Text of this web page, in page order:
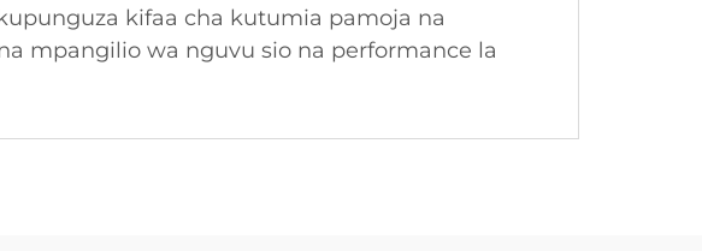
kifaa cha kutumia pamoja na
mpangilio wa nguvu sio na performance la